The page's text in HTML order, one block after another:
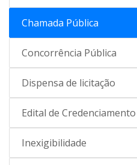
Chamada Pública
Concorrência Pública
Dispensa de licitação
Edital de Credenciamento
Inexigibilidade